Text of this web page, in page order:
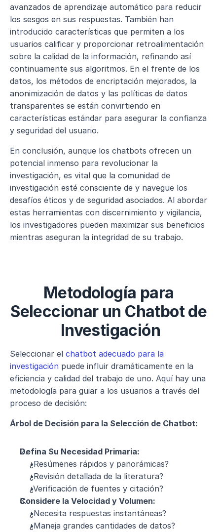
avanzados de aprendizaje automático para reducir
los sesgos en sus respuestas. También han
introducido características que permiten a los
usuarios calificar y proporcionar retroalimentación
sobre la calidad de la información, refinando así
continuamente sus algoritmos. En el frente de los
datos, los métodos de encriptación mejorados, la
anonimización de datos y las políticas de datos
transparentes se están convirtiendo en
características estándar para asegurar la confianza
y seguridad del usuario.
En conclusión, aunque los chatbots ofrecen un
potencial inmenso para revolucionar la
investigación, es vital que la comunidad de
investigación esté consciente de y navegue los
desafíos éticos y de seguridad asociados. Al abordar
estas herramientas con discernimiento y vigilancia,
los investigadores pueden maximizar sus beneficios
mientras aseguran la integridad de su trabajo.
Metodología para
Seleccionar un Chatbot de
Investigación
Seleccionar el chatbot adecuado para la
investigación puede influir dramáticamente en la
eficiencia y calidad del trabajo de uno. Aquí hay una
metodología para guiar a los usuarios a través del
proceso de decisión:
Árbol de Decisión para la Selección de Chatbot:
Defina Su Necesidad Primaria:
¿Resúmenes rápidos y panorámicas?
¿Revisión detallada de la literatura?
¿Verificación de fuentes y citación?
Considere la Velocidad y Volumen:
¿Necesita respuestas instantáneas?
¿Maneja grandes cantidades de datos?